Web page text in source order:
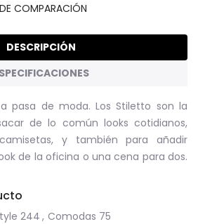
COMPARACIÓN
DESCRIPCIÓN
pasa de moda. Los Stiletto son la
de lo común looks cotidianos,
y también para añadir
de la oficina o una cena para dos.
244 , Comodas 75